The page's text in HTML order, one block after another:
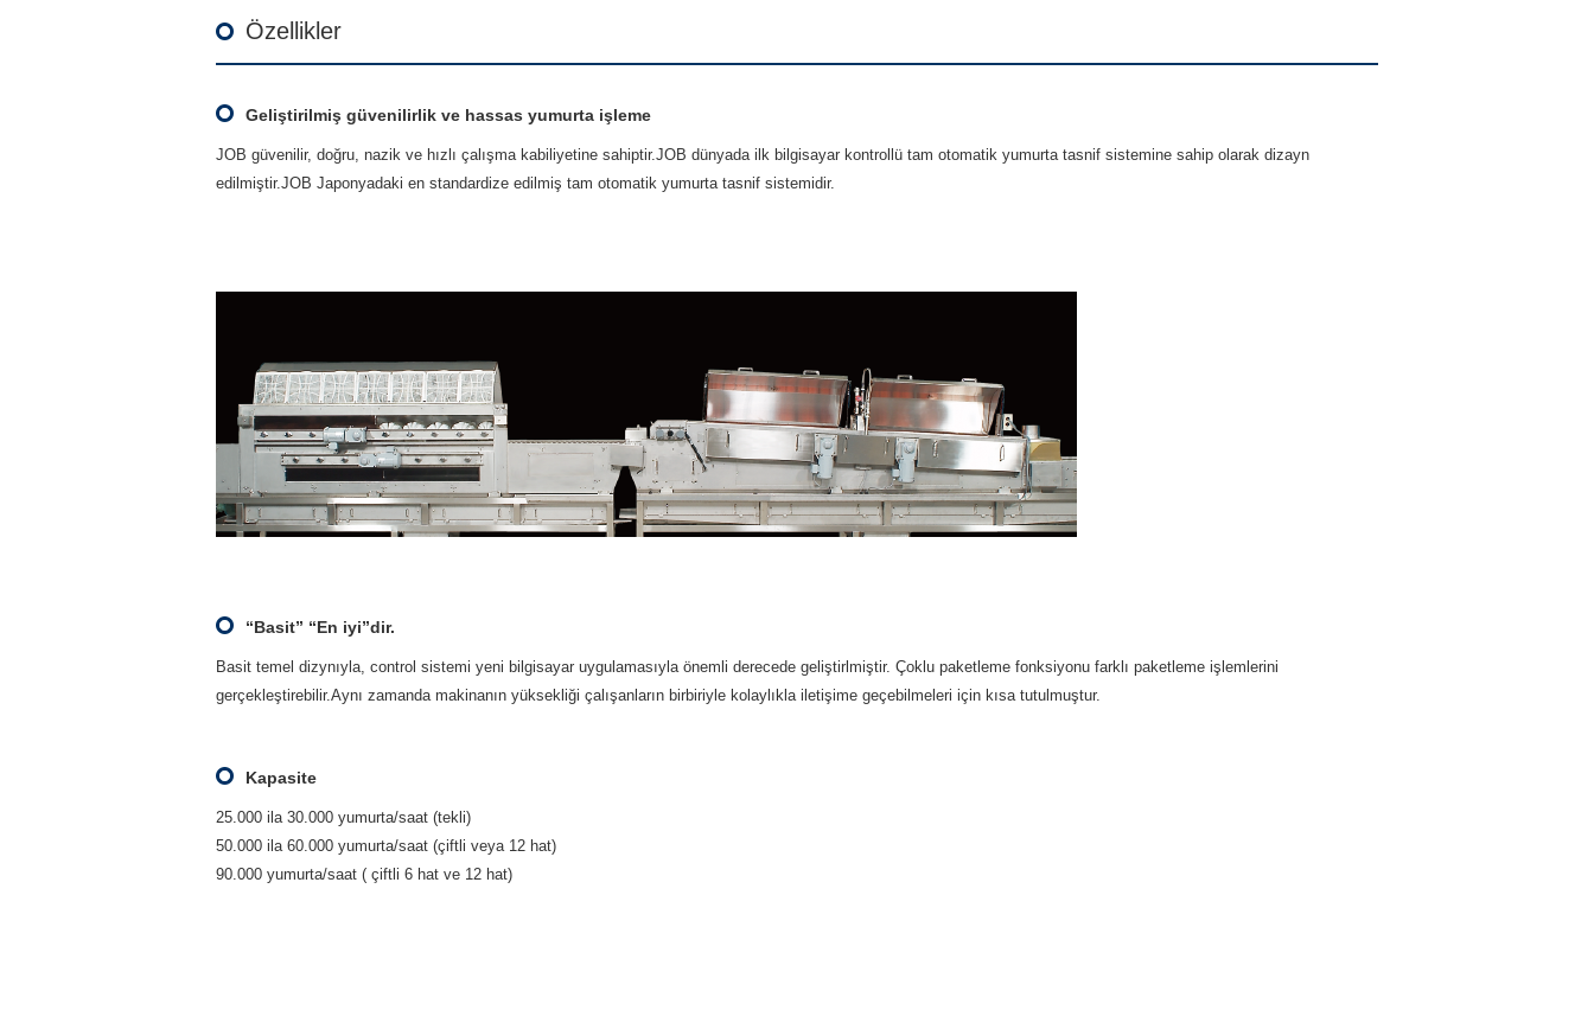
Özellikler
Geliştirilmiş güvenilirlik ve hassas yumurta işleme
JOB güvenilir, doğru, nazik ve hızlı çalışma kabiliyetine sahiptir.JOB dünyada ilk bilgisayar kontrollü tam otomatik yumurta tasnif sistemine sahip olarak dizayn
edilmiştir.JOB Japonyadaki en standardize edilmiş tam otomatik yumurta tasnif sistemidir.
“Basit” “En iyi”dir.
Basit temel dizynıyla, control sistemi yeni bilgisayar uygulamasıyla önemli derecede geliştirlmiştir. Çoklu paketleme fonksiyonu farklı paketleme işlemlerini
gerçekleştirebilir.Aynı zamanda makinanın yüksekliği çalışanların birbiriyle kolaylıkla iletişime geçebilmeleri için kısa tutulmuştur.
Kapasite
25.000 ila 30.000 yumurta/saat (tekli)
50.000 ila 60.000 yumurta/saat (çiftli veya 12 hat)
90.000 yumurta/saat ( çiftli 6 hat ve 12 hat)